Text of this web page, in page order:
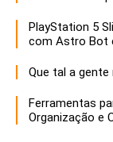
PlayStation 5
com Astro Bot
Que tal a gente
Ferramentas
Organização e